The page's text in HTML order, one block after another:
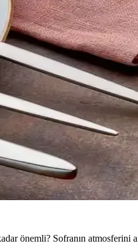
önemli? Sofranın atmosferini